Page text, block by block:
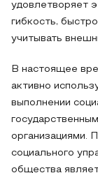
удовлетворяет
гибкость,
учитывать
В настоящее
активно
выполнении
организациями.
социального
общества